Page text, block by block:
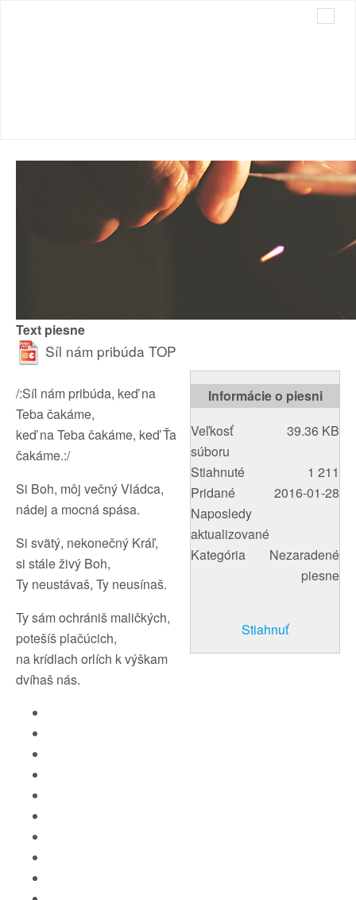
Text piesne
Síl nám pribúda TOP
/:Síl nám pribúda, keď na
Teba čakáme,
keď na Teba čakáme, keď Ťa
čakáme.:/
Si Boh, môj večný Vládca,
nádej a mocná spása.
Si svätý, nekonečný Kráľ,
si stále živý Boh,
Ty neustávaš, Ty neusínaš.
Ty sám ochrániš maličkých,
potešíš plačúcich,
na krídlach orlích k výškam
dvíhaš nás.
Informácie o piesni
Veľkosť
súboru
39.36 KB
Stiahnuté
1 211
Pridané
2016-01-28
Naposledy
aktualizované
Kategória
Nezaradené
piesne
Stiahnuť